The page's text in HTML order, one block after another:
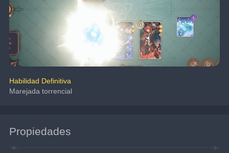
Habilidad Definitiva
Marejada torrencial
Propiedades